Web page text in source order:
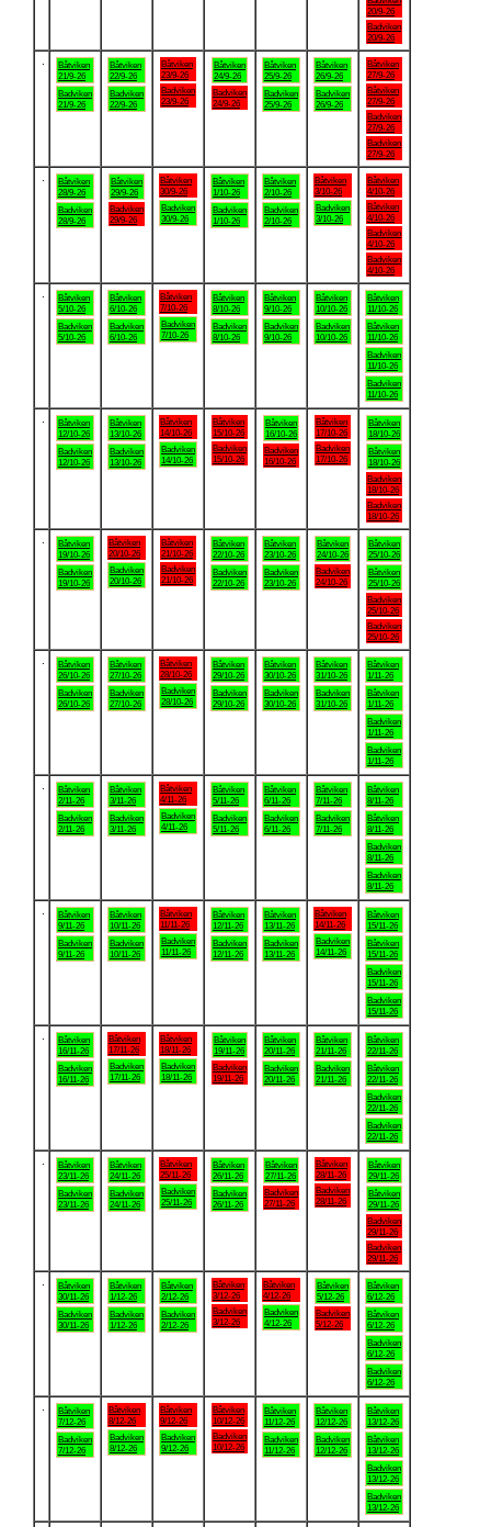
20/9-26
Badviken
20/9-26
Båtviken
21/9-26
Badviken
21/9-26
Båtviken
22/9-26
Badviken
22/9-26
Båtviken
23/9-26
Badviken
23/9-26
Båtviken
24/9-26
Badviken
24/9-26
Båtviken
25/9-26
Badviken
25/9-26
Båtviken
26/9-26
Badviken
26/9-26
Båtviken
27/9-26
Båtviken
27/9-26
Badviken
27/9-26
Badviken
27/9-26
Båtviken
28/9-26
Badviken
28/9-26
Båtviken
29/9-26
Badviken
29/9-26
Båtviken
30/9-26
Badviken
30/9-26
Båtviken
1/10-26
Badviken
1/10-26
Båtviken
2/10-26
Badviken
2/10-26
Båtviken
3/10-26
Badviken
3/10-26
Båtviken
4/10-26
Båtviken
4/10-26
Badviken
4/10-26
Badviken
4/10-26
Båtviken
5/10-26
Badviken
5/10-26
Båtviken
6/10-26
Badviken
6/10-26
Båtviken
7/10-26
Badviken
7/10-26
Båtviken
8/10-26
Badviken
8/10-26
Båtviken
9/10-26
Badviken
9/10-26
Båtviken
10/10-26
Badviken
10/10-26
Båtviken
11/10-26
Båtviken
11/10-26
Badviken
11/10-26
Badviken
11/10-26
Båtviken
12/10-26
Badviken
12/10-26
Båtviken
13/10-26
Badviken
13/10-26
Båtviken
14/10-26
Badviken
14/10-26
Båtviken
15/10-26
Badviken
15/10-26
Båtviken
16/10-26
Badviken
16/10-26
Båtviken
17/10-26
Badviken
17/10-26
Båtviken
18/10-26
Båtviken
18/10-26
Badviken
18/10-26
Badviken
18/10-26
Båtviken
19/10-26
Badviken
19/10-26
Båtviken
20/10-26
Badviken
20/10-26
Båtviken
21/10-26
Badviken
21/10-26
Båtviken
22/10-26
Badviken
22/10-26
Båtviken
23/10-26
Badviken
23/10-26
Båtviken
24/10-26
Badviken
24/10-26
Båtviken
25/10-26
Båtviken
25/10-26
Badviken
25/10-26
Badviken
25/10-26
Båtviken
26/10-26
Badviken
26/10-26
Båtviken
27/10-26
Badviken
27/10-26
Båtviken
28/10-26
Badviken
28/10-26
Båtviken
29/10-26
Badviken
29/10-26
Båtviken
30/10-26
Badviken
30/10-26
Båtviken
31/10-26
Badviken
31/10-26
Båtviken
1/11-26
Båtviken
1/11-26
Badviken
1/11-26
Badviken
1/11-26
Båtviken
2/11-26
Badviken
2/11-26
Båtviken
3/11-26
Badviken
3/11-26
Båtviken
4/11-26
Badviken
4/11-26
Båtviken
5/11-26
Badviken
5/11-26
Båtviken
6/11-26
Badviken
6/11-26
Båtviken
7/11-26
Badviken
7/11-26
Båtviken
8/11-26
Båtviken
8/11-26
Badviken
8/11-26
Badviken
8/11-26
Båtviken
9/11-26
Badviken
9/11-26
Båtviken
10/11-26
Badviken
10/11-26
Båtviken
11/11-26
Badviken
11/11-26
Båtviken
12/11-26
Badviken
12/11-26
Båtviken
13/11-26
Badviken
13/11-26
Båtviken
14/11-26
Badviken
14/11-26
Båtviken
15/11-26
Båtviken
15/11-26
Badviken
15/11-26
Badviken
15/11-26
Båtviken
16/11-26
Badviken
16/11-26
Båtviken
17/11-26
Badviken
17/11-26
Båtviken
18/11-26
Badviken
18/11-26
Båtviken
19/11-26
Badviken
19/11-26
Båtviken
20/11-26
Badviken
20/11-26
Båtviken
21/11-26
Badviken
21/11-26
Båtviken
22/11-26
Båtviken
22/11-26
Badviken
22/11-26
Badviken
22/11-26
Båtviken
23/11-26
Badviken
23/11-26
Båtviken
24/11-26
Badviken
24/11-26
Båtviken
25/11-26
Badviken
25/11-26
Båtviken
26/11-26
Badviken
26/11-26
Båtviken
27/11-26
Badviken
27/11-26
Båtviken
28/11-26
Badviken
28/11-26
Båtviken
29/11-26
Båtviken
29/11-26
Badviken
29/11-26
Badviken
29/11-26
Båtviken
30/11-26
Badviken
30/11-26
Båtviken
1/12-26
Badviken
1/12-26
Båtviken
2/12-26
Badviken
2/12-26
Båtviken
3/12-26
Badviken
3/12-26
Båtviken
4/12-26
Badviken
4/12-26
Båtviken
5/12-26
Badviken
5/12-26
Båtviken
6/12-26
Båtviken
6/12-26
Badviken
6/12-26
Badviken
6/12-26
Båtviken
7/12-26
Badviken
7/12-26
Båtviken
8/12-26
Badviken
8/12-26
Båtviken
9/12-26
Badviken
9/12-26
Båtviken
10/12-26
Badviken
10/12-26
Båtviken
11/12-26
Badviken
11/12-26
Båtviken
12/12-26
Badviken
12/12-26
Båtviken
13/12-26
Båtviken
13/12-26
Badviken
13/12-26
Badviken
13/12-26